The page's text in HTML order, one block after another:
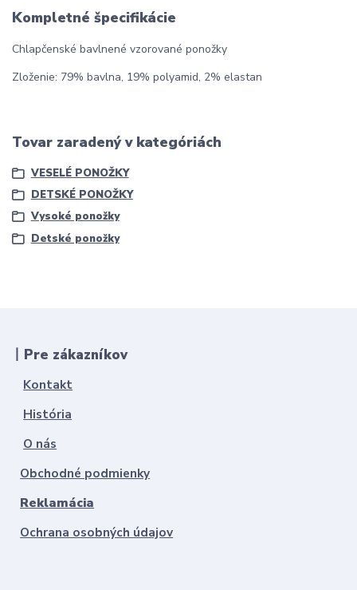
Kompletné špecifikácie
Chlapčenské bavlnené vzorované ponožky
Zloženie: 79% bavlna, 19% polyamid, 2% elastan
Tovar zaradený v kategóriách
VESELÉ PONOŽKY
DETSKÉ PONOŽKY
Vysoké ponožky
Detské ponožky
丨Pre zákazníkov
Kontakt
História
O nás
Obchodné podmienky
Reklamácia
Ochrana osobných údajov